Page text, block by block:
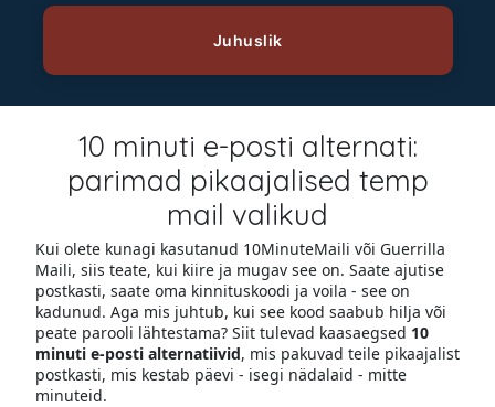
10 minuti e-posti alternati:
parimad pikaajalised temp
mail valikud
Kui olete kunagi kasutanud 10MinuteMaili või Guerrilla
Maili, siis teate, kui kiire ja mugav see on. Saate ajutise
postkasti, saate oma kinnituskoodi ja voila - see on
kadunud. Aga mis juhtub, kui see kood saabub hilja või
peate parooli lähtestama? Siit tulevad kaasaegsed 10
minuti e-posti alternatiivid, mis pakuvad teile pikaajalist
postkasti, mis kestab päevi - isegi nädalaid - mitte
minuteid.